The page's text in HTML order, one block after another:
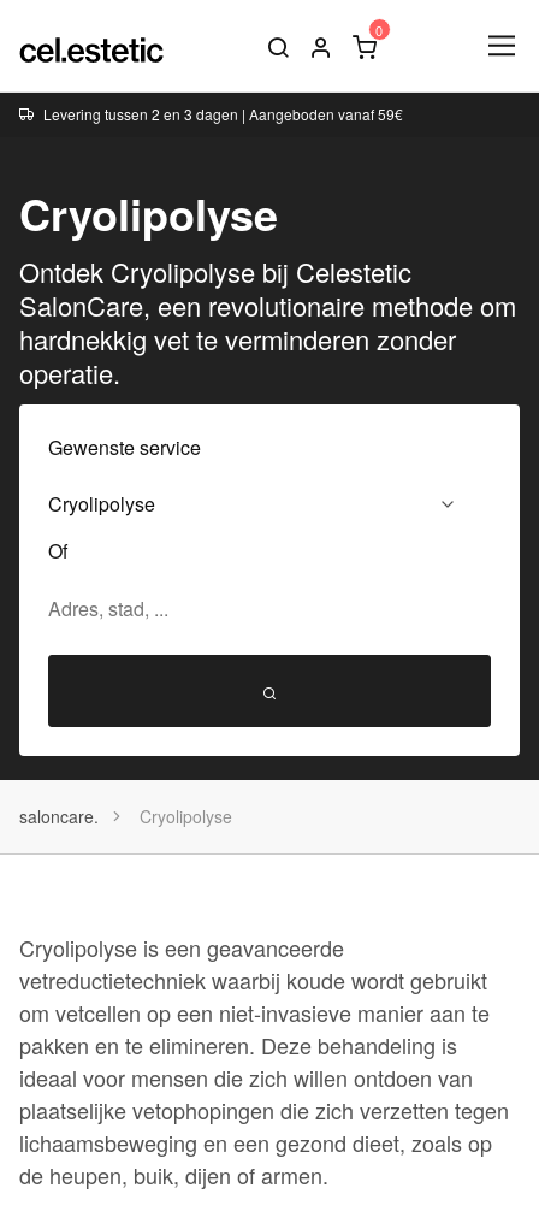
Levering tussen 2 en 3 dagen | Aangeboden vanaf 59€
Cryolipolyse
Ontdek Cryolipolyse bij Celestetic
SalonCare, een revolutionaire methode om
hardnekkig vet te verminderen zonder
operatie.
Gewenste service
Of
saloncare. Cryolipolyse
Cryolipolyse is een geavanceerde
vetreductietechniek waarbij koude wordt gebruikt
om vetcellen op een niet-invasieve manier aan te
pakken en te elimineren. Deze behandeling is
ideaal voor mensen die zich willen ontdoen van
plaatselijke vetophopingen die zich verzetten tegen
lichaamsbeweging en een gezond dieet, zoals op
de heupen, buik, dijen of armen.